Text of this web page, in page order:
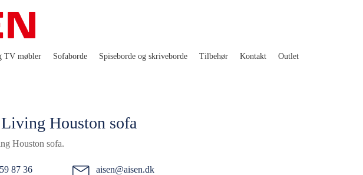
TV møbler Sofaborde Spiseborde og skriveborde Tilbehør Kontakt Outlet
Houston sofa
Houston sofa.
87 36 aisen@aisen.dk